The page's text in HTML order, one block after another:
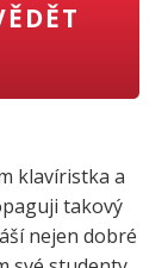
klavíristka a
takový
nejen dobré